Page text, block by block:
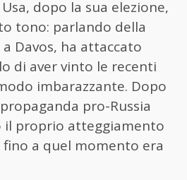
dopo la sua elezione,
tono: parlando della
Davos, ha attaccato
di aver vinto le recenti
imbarazzante. Dopo
pro-Russia
proprio atteggiamento
a quel momento era